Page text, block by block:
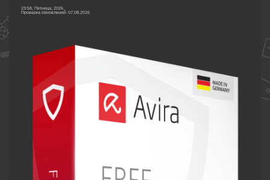
23:58, Пятница, 2026
Проверка обновлений: 07.08.2026